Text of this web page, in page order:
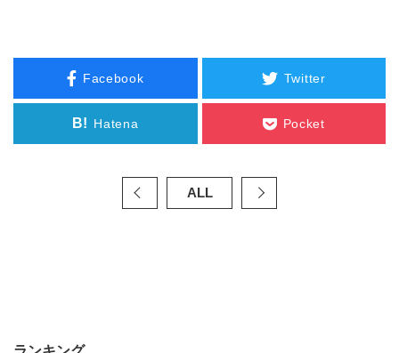
Facebook Twitter
B! Hatena Pocket
ALL